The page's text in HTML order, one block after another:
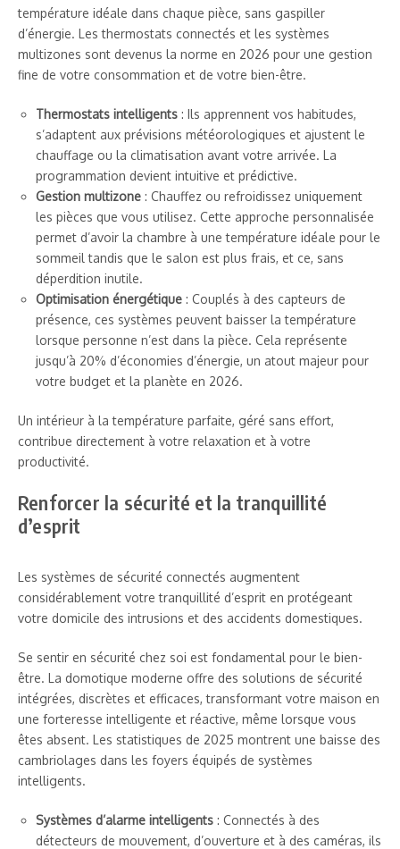
température idéale dans chaque pièce, sans gaspiller
d’énergie. Les thermostats connectés et les systèmes
multizones sont devenus la norme en 2026 pour une gestion
fine de votre consommation et de votre bien-être.
Thermostats intelligents : Ils apprennent vos habitudes,
s’adaptent aux prévisions météorologiques et ajustent le
chauffage ou la climatisation avant votre arrivée. La
programmation devient intuitive et prédictive.
Gestion multizone : Chauffez ou refroidissez uniquement
les pièces que vous utilisez. Cette approche personnalisée
permet d’avoir la chambre à une température idéale pour le
sommeil tandis que le salon est plus frais, et ce, sans
déperdition inutile.
Optimisation énergétique : Couplés à des capteurs de
présence, ces systèmes peuvent baisser la température
lorsque personne n’est dans la pièce. Cela représente
jusqu’à 20% d’économies d’énergie, un atout majeur pour
votre budget et la planète en 2026.
Un intérieur à la température parfaite, géré sans effort,
contribue directement à votre relaxation et à votre
productivité.
Renforcer la sécurité et la tranquillité
d’esprit
Les systèmes de sécurité connectés augmentent
considérablement votre tranquillité d’esprit en protégeant
votre domicile des intrusions et des accidents domestiques.
Se sentir en sécurité chez soi est fondamental pour le bien-
être. La domotique moderne offre des solutions de sécurité
intégrées, discrètes et efficaces, transformant votre maison en
une forteresse intelligente et réactive, même lorsque vous
êtes absent. Les statistiques de 2025 montrent une baisse des
cambriolages dans les foyers équipés de systèmes
intelligents.
Systèmes d’alarme intelligents : Connectés à des
détecteurs de mouvement, d’ouverture et à des caméras, ils